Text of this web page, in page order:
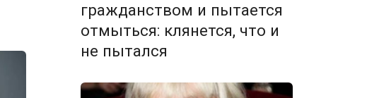
гражданством и пытается
отмыться: клянется, что и
не пытался